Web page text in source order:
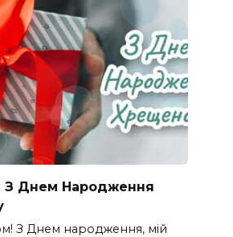
З Днем Народження
З Днем народження, мій